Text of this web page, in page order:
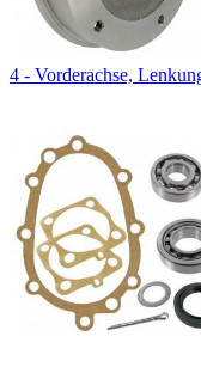
4 - Vorderachse,